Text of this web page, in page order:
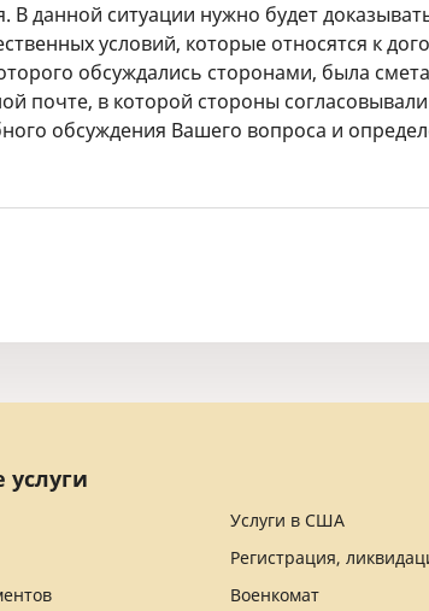
данной ситуации нужно будет
условий, которые относятся к
обсуждались сторонами, была
почте, в которой стороны
обсуждения Вашего вопроса и
Услуги в США
Регистрация,
Военкомат